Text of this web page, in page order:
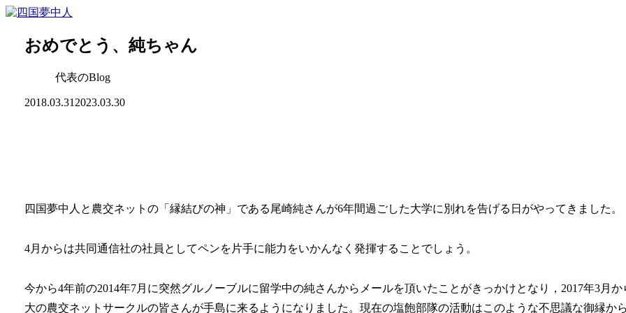
おめでとう、純ちゃん
代表のBlog
2018.03.31 2023.03.30
四国夢中人と農交ネットの「縁結びの神」である尾崎純さんが6年間過ごした大学に別れを告げる日がやってきました。
4月からは共同通信社の社員としてペンを片手に能力をいかんなく発揮することでしょう。
今から4年前の2014年7月に突然グルノーブルに留学中の純さんからメールを頂いたことがきっかけとなり，2017年3月か
大の農交ネットサークルの皆さんが手島に来るようになりました。現在の塩飽部隊の活動はこのような不思議な御縁から